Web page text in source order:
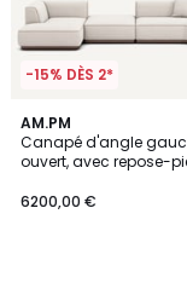
-15% DÈS 2*
AM.PM
Canapé d'angle
ouvert, avec repose-
6200,00 €
3
Couleurs